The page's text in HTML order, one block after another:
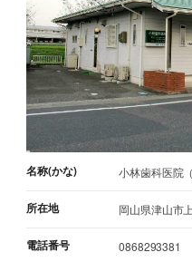
名称(かな) 小林歯科医院
所在地 岡山県津山市
電話番号 0868293381